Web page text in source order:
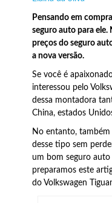
Pensando em
seguro auto para ele.
preços do seguro
a nova versão.
Se você é
interessou pelo
dessa montadora
China, estados
No entanto,
desse tipo sem
um bom seguro auto
preparamos este
do Volkswagen